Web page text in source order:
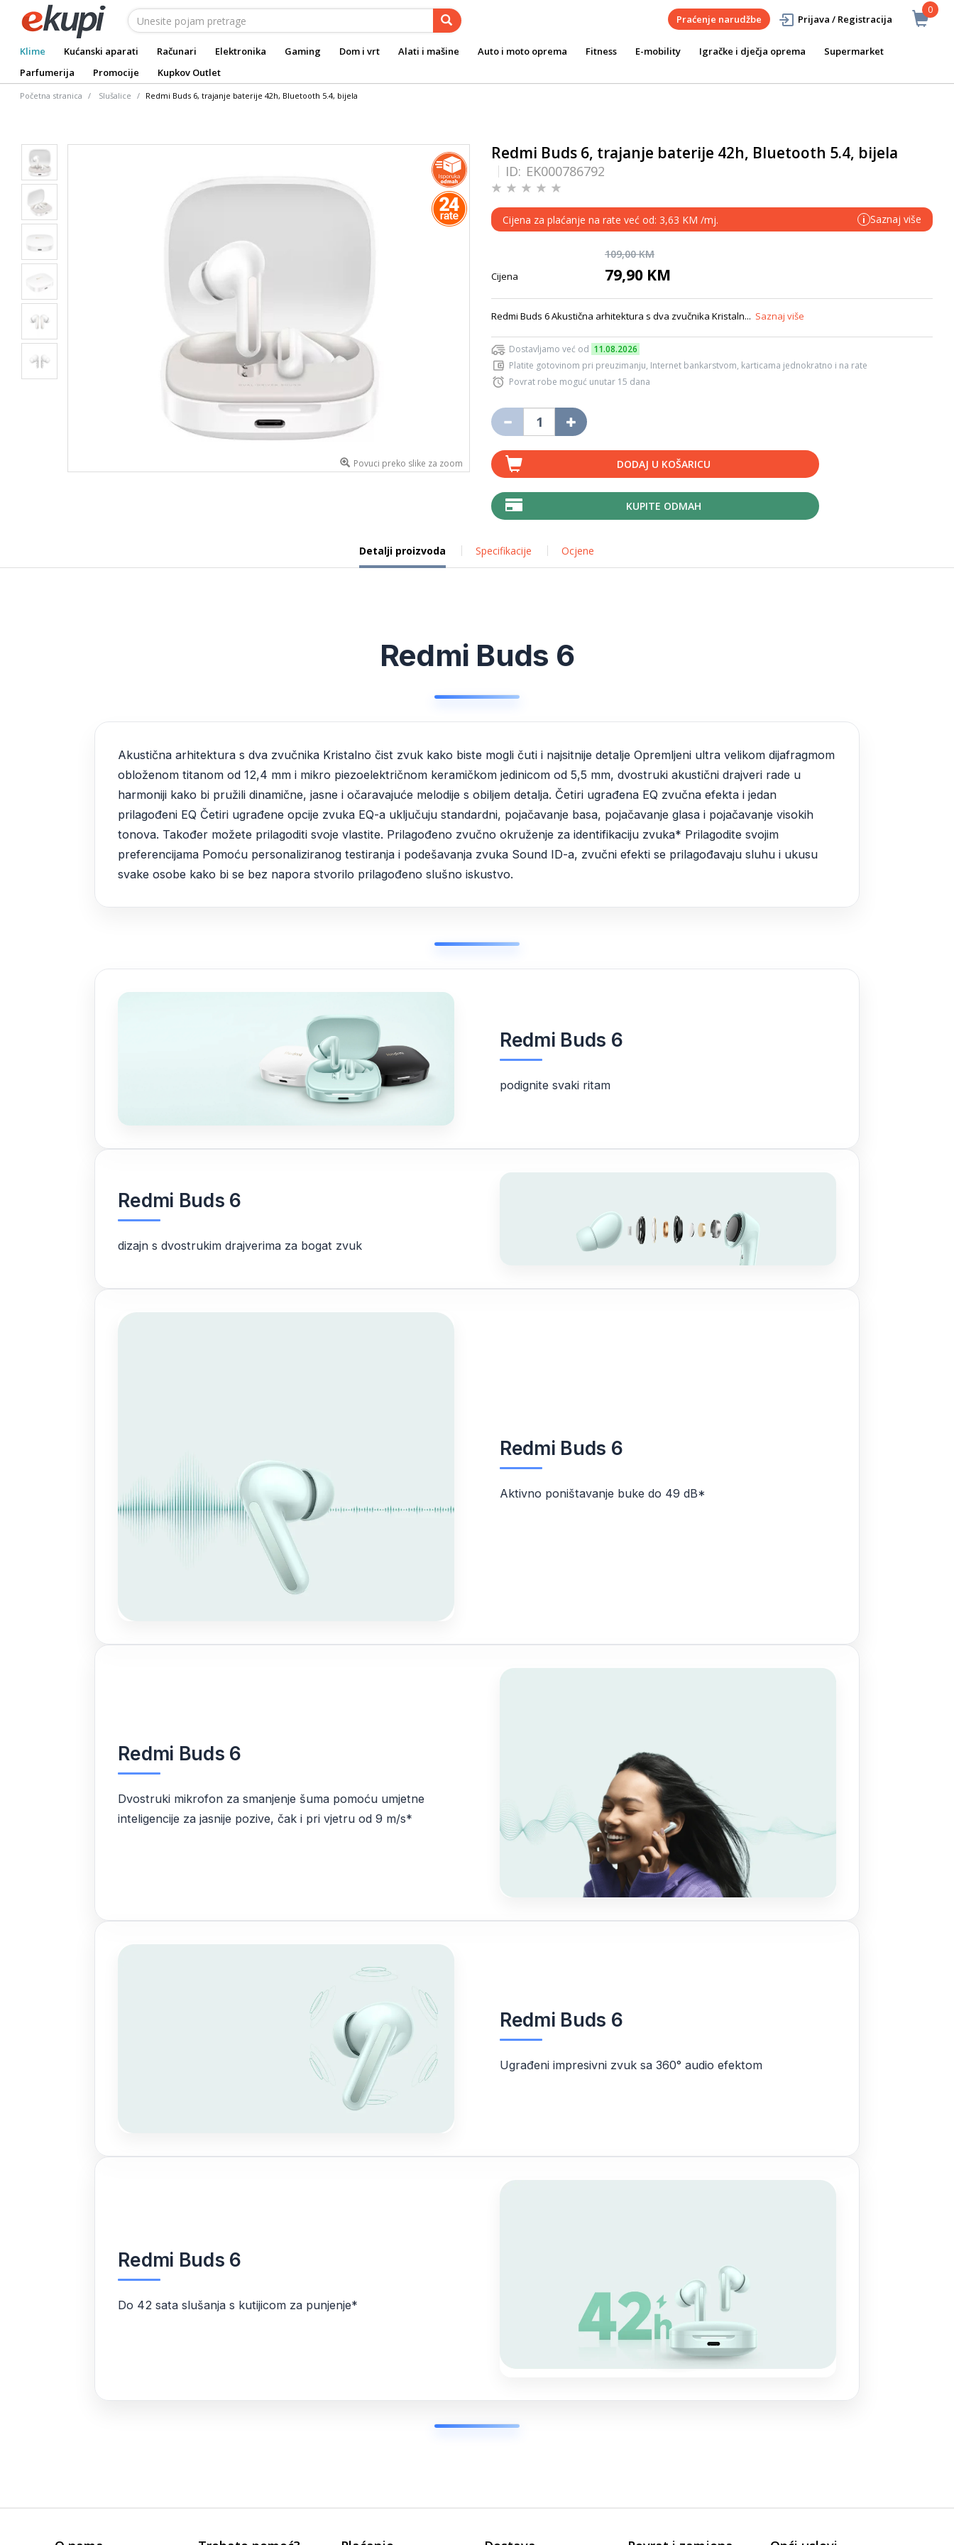
0
Praćenje narudžbe Prijava / Registracija
Klime Kućanski aparati Računari Elektronika Gaming Dom i vrt Alati i mašine Auto i moto oprema Fitness E-mobility Igračke i dječja oprema
Supermarket
Parfumerija
Promocije Kupkov Outlet
Početna stranica Slušalice Redmi Buds 6, trajanje baterije 42h, Bluetooth 5.4, bijela
Povuci preko slike za zoom
Redmi Buds 6, trajanje baterije 42h, Bluetooth 5.4, bijela
ID: EK000786792
Cijena za plaćanje na rate već od: 3,63 KM /mj. i Saznaj više
109,00 KM
Cijena 79,90 KM
Redmi Buds 6 Akustična arhitektura s dva zvučnika Kristaln... Saznaj više
Dostavljamo već od 11.08.2026
Platite gotovinom pri preuzimanju, Internet bankarstvom, karticama jednokratno i na rate
Povrat robe moguć unutar 15 dana
DODAJ U KOŠARICU
KUPITE ODMAH
Detalji proizvoda Specifikacije Ocjene
Redmi Buds 6
Akustična arhitektura s dva zvučnika Kristalno čist zvuk kako biste mogli čuti i najsitnije detalje Opremljeni ultra velikom dijafragmom
obloženom titanom od 12,4 mm i mikro piezoelektričnom keramičkom jedinicom od 5,5 mm, dvostruki akustični drajveri rade u
harmoniji kako bi pružili dinamične, jasne i očaravajuće melodije s obiljem detalja. Četiri ugrađena EQ zvučna efekta i jedan
prilagođeni EQ Četiri ugrađene opcije zvuka EQ-a uključuju standardni, pojačavanje basa, pojačavanje glasa i pojačavanje visokih
tonova. Također možete prilagoditi svoje vlastite. Prilagođeno zvučno okruženje za identifikaciju zvuka* Prilagodite svojim
preferencijama Pomoću personaliziranog testiranja i podešavanja zvuka Sound ID-a, zvučni efekti se prilagođavaju sluhu i ukusu
svake osobe kako bi se bez napora stvorilo prilagođeno slušno iskustvo.
Redmi Buds 6
podignite svaki ritam
Redmi Buds 6
dizajn s dvostrukim drajverima za bogat zvuk
Redmi Buds 6
Aktivno poništavanje buke do 49 dB*
Redmi Buds 6
Dvostruki mikrofon za smanjenje šuma pomoću umjetne
inteligencije za jasnije pozive, čak i pri vjetru od 9 m/s*
Redmi Buds 6
Ugrađeni impresivni zvuk sa 360° audio efektom
Redmi Buds 6
Do 42 sata slušanja s kutijicom za punjenje*